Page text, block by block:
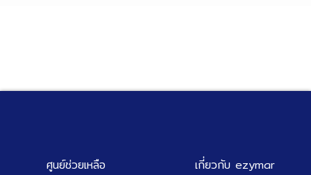
ศูนย์ช่วยเหลือ เกี่ยวกับ ezymar